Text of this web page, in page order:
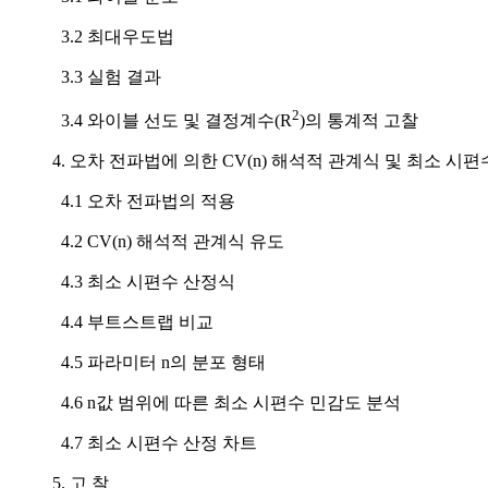
3.2 최대우도법
3.3 실험 결과
3.4 와이블 선도 및 결정계수(R2)의 통계적 고찰
4. 오차 전파법에 의한 CV(n) 해석적 관계식 및 최소 시편
4.1 오차 전파법의 적용
4.2 CV(n) 해석적 관계식 유도
4.3 최소 시편수 산정식
4.4 부트스트랩 비교
4.5 파라미터 n의 분포 형태
4.6 n값 범위에 따른 최소 시편수 민감도 분석
4.7 최소 시편수 산정 차트
5. 고 찰